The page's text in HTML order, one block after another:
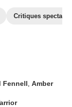
Critiques
Fennell ,Amber